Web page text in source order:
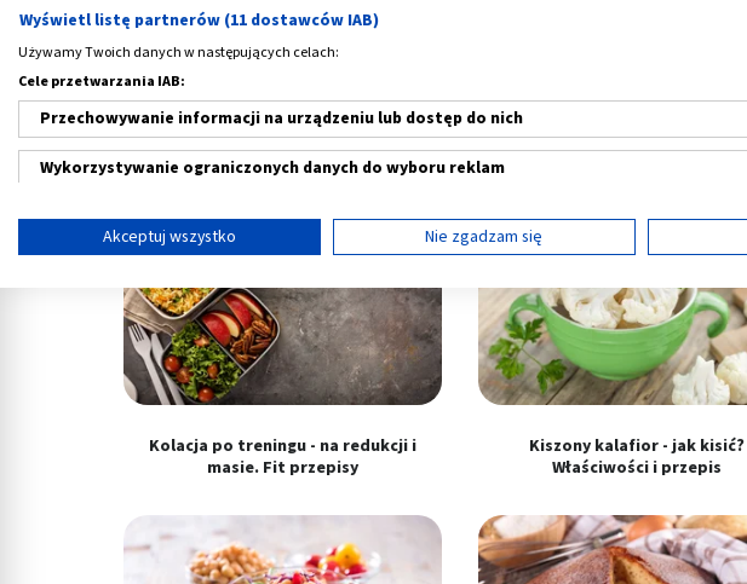
Jak upiec chleb - na zakwasie czy
drożdżach?
Domowy majonez - przepis. Jak
zrobić i czy jest zdrowy?
Kolacja po treningu - na redukcji i
masie. Fit przepisy
Kiszony kalafior - jak kisić?
Właściwości i przepis
Wyświetl listę partnerów (11 dostawców IAB)
Używamy Twoich danych w następujących celach:
Cele przetwarzania IAB:
Przechowywanie informacji na urządzeniu lub dostęp do nich
Wykorzystywanie ograniczonych danych do wyboru reklam
Tworzenie profili w celu spersonalizowanych reklam
Tworzenie profili w celu personalizacji treści
Wykorzystywanie profili w celu doboru spersonalizowanych treści
Pomiar efektywności treści
Rozumienie odbiorców dzięki statystyce lub kombinacji danych z różnych źródeł
Rozwój i ulepszanie usług
Akceptuj wszystko Nie zgadzam się